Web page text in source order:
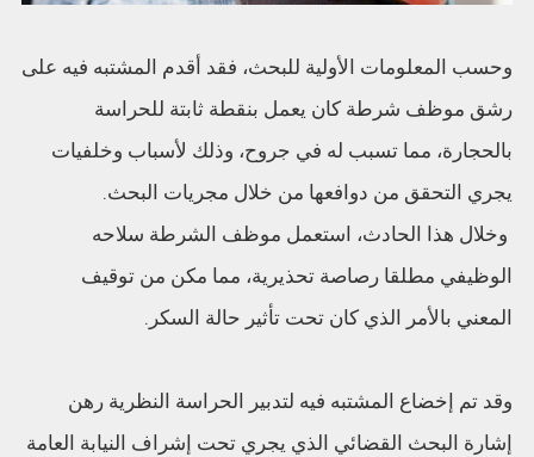
وحسب المعلومات الأولية للبحث، فقد أقدم المشتبه فيه على
رشق موظف شرطة كان يعمل بنقطة ثابتة للحراسة
بالحجارة، مما تسبب له في جروح، وذلك لأسباب وخلفيات
يجري التحقق من دوافعها من خلال مجريات البحث.
وخلال هذا الحادث، استعمل موظف الشرطة سلاحه
الوظيفي مطلقا رصاصة تحذيرية، مما مكن من توقيف
المعني بالأمر الذي كان تحت تأثير حالة السكر.
وقد تم إخضاع المشتبه فيه لتدبير الحراسة النظرية رهن
إشارة البحث القضائي الذي يجري تحت إشراف النيابة العامة